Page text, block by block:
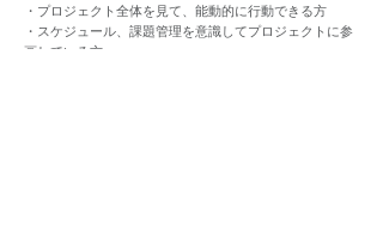
・プロジェクト全体を見て、能動的に行動できる方
・スケジュール、課題管理を意識してプロジェクトに参
画している方